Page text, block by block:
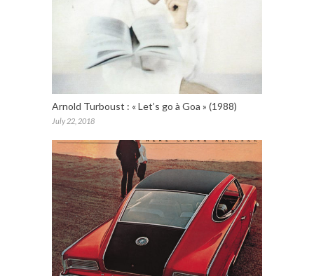
Arnold Turboust : « Let’s go à Goa » (1988)
July 22, 2018